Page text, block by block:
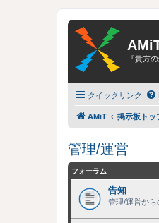
『貴方
クイックリンク
AMiT 掲示板トッ
管理/運営
フォーラム
告知
管理/運営から